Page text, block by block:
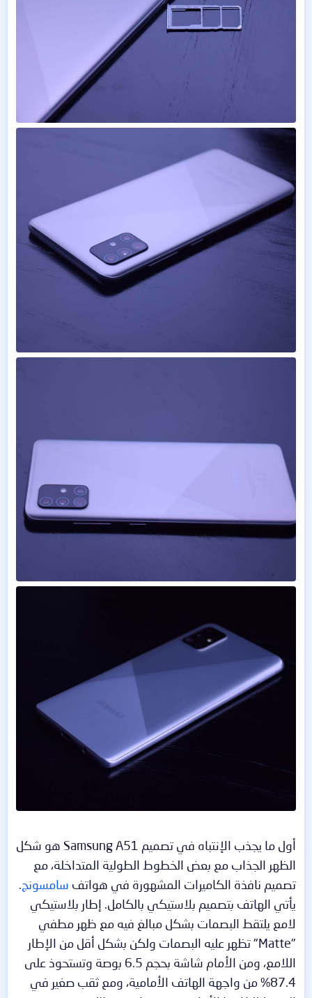
أول ما يجذب الإنتباه في تصميم Samsung A51 هو شكل
الظهر الجذاب مع بعض الخطوط الطولية المتداخلة، مع
تصميم نافذة الكاميرات المشهورة في هواتف سامسونج.
يأتي الهاتف بتصميم بلاستيكي بالكامل. إطار بلاستيكي
لامع يلتقط البصمات بشكل مبالغ فيه مع ظهر مطفي
"Matte" تظهر عليه البصمات ولكن بشكل أقل من الإطار
اللامع، ومن الأمام شاشة بحجم 6.5 بوصة وتستحوذ على
87.4% من واجهة الهاتف الأمامية، ومع ثقب صغير في